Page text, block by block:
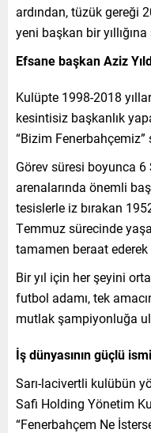
ardından, tüzük gereği
yeni başkan bir
Efsane başkan Aziz
Kulüpte 1998-2018
kesintisiz başkanlık
“Bizim
Görev süresi boyunca
arenalarında önemli
tesislerle iz bırakan
Temmuz sürecinde
tamamen beraat
Bir yıl için her şeyini
futbol adamı, tek
mutlak şampiyonluğa
İş dünyasının güçlü
Sarı-lacivertli kulübün
Safi Holding Yönetim
“Fenerbahçem Ne